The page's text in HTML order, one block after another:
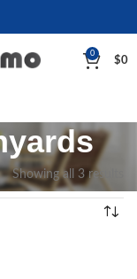
0
$0
Showing all 3 results